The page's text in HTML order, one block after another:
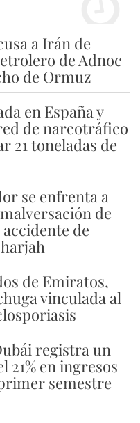
a Irán de
de Adnoc
de Ormuz
en España y
de narcotráfico
21 toneladas de
se enfrenta a
de
de
de Emiratos,
vinculada al
registra un
21% en ingresos
semestre